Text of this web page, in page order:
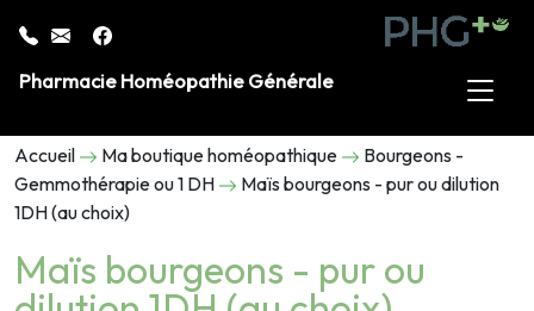
Pharmacie Homéopathie Générale
Accueil Ma boutique homéopathique
Bourgeons -
Gemmothérapie ou 1 DH
Maïs bourgeons - pur ou dilution
1DH (au choix)
Maïs bourgeons - pur ou